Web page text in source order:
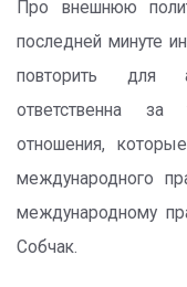
Про внешнюю
последней минуте
повторить для
ответственна
отношения,
международного
международному
Собчак.